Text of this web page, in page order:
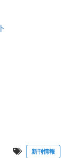
新刊情報